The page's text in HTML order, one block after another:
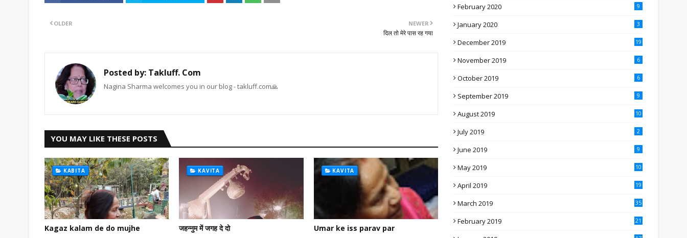
NEWER
दिल तो मेरे पास रह गया
OLDER
Posted by: Takluff. Com
Nagina Sharma welcomes you in our blog - takluff.com🙏
YOU MAY LIKE THESE POSTS
KABITA
Kagaz kalam de do mujhe
KAVITA
जहन्नुम में जगह दे दो
KAVITA
Umar ke iss parav par
February 2020 9
January 2020 3
December 2019 19
November 2019 6
October 2019 6
September 2019 9
August 2019 10
July 2019 2
June 2019 9
May 2019 10
April 2019 19
March 2019 35
February 2019 21